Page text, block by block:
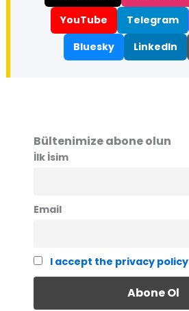
YouTube
Telegram
Bluesky
LinkedIn
Bültenimize abone olun
İlk İsim
Email
I accept the privacy policy